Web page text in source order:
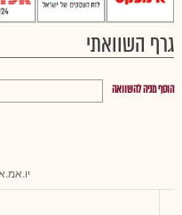
גרף השוואתי
הוסף מניה להשוואה